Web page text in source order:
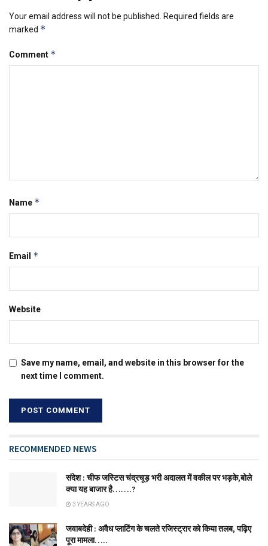
Your email address will not be published.
Required fields are
marked *
Comment *
Name *
Email *
Website
Save my name, email, and website in this browser for the
next time I comment.
RECOMMENDED NEWS
संदेश : चीफ जस्टिस चंद्रचूड़ भरी अदालत में वकील पर भड़के,बोले
क्या यह बाजार है…….?
3 YEARS AGO
जवाबदेही : अवैध प्लाटिंग के चलते रजिस्ट्रार को किया तलब, पढ़िए
पूरा मामला…..